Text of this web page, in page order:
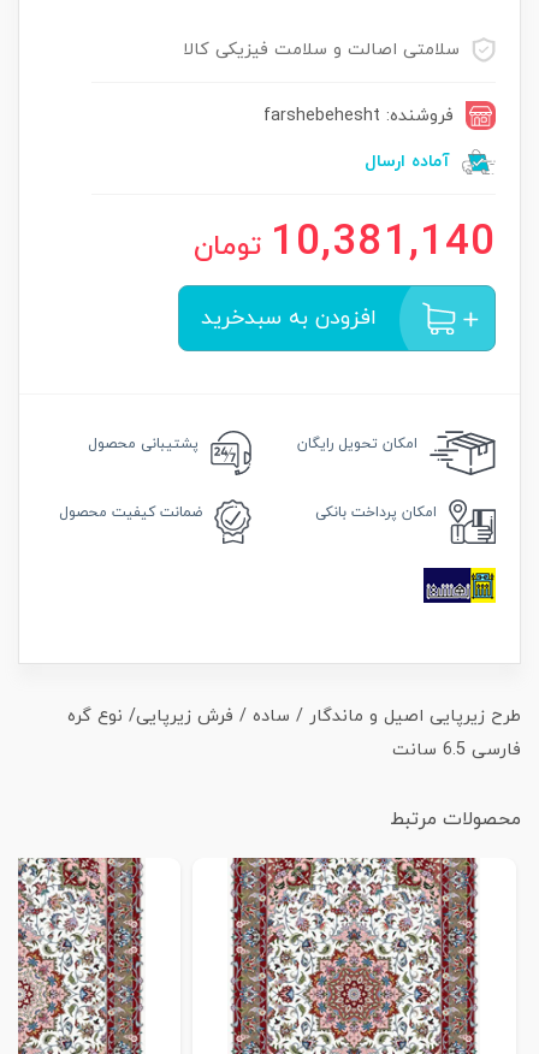
سلامتی اصالت و سلامت فیزیکی کالا
فروشنده: farshebehesht
آماده ارسال
10,381,140 تومان
افزودن به سبدخرید
امکان تحویل رایگان پشتیبانی محصول
امکان پرداخت بانکی ضمانت کیفیت محصول
طرح زیرپایی اصیل و ماندگار / ساده / فرش زیرپایی/ نوع گره
فارسی 6.5 سانت
محصولات مرتبط